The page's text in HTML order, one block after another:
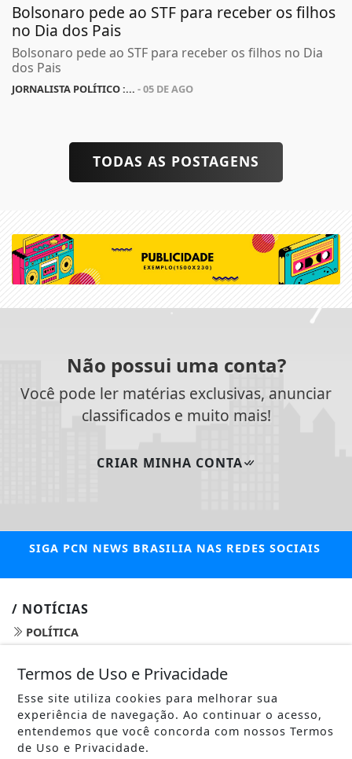
Bolsonaro pede ao STF para receber os filhos
no Dia dos Pais
Bolsonaro pede ao STF para receber os filhos no Dia
dos Pais
JORNALISTA POLÍTICO :... - 05 DE AGO
TODAS AS POSTAGENS
Não possui uma conta?
Você pode ler matérias exclusivas, anunciar
classificados e muito mais!
CRIAR MINHA CONTA
SIGA PCN NEWS BRASILIA NAS REDES SOCIAIS
/ NOTÍCIAS
POLÍTICA
ENTRETENIMENTO
TECNOLOGIA & INOVAÇÃO
Termos de Uso e Privacidade
Esse site utiliza cookies para melhorar sua
experiência de navegação. Ao continuar o acesso,
entendemos que você concorda com nossos Termos
de Uso e Privacidade.